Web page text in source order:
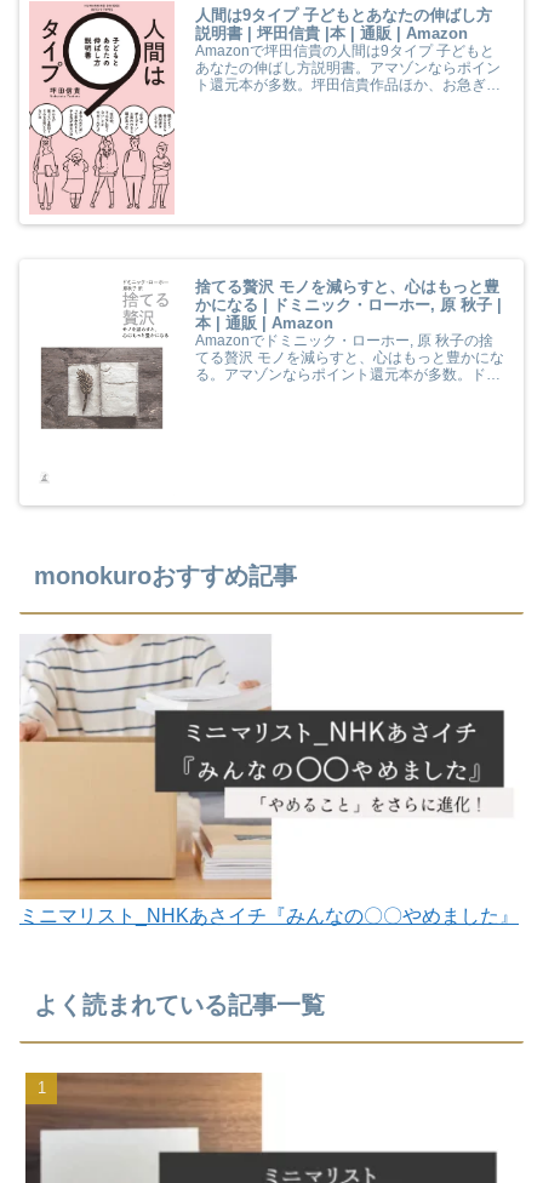
人間は9タイプ 子どもとあなたの伸ばし方
説明書 | 坪田信貴 |本 | 通販 | Amazon
Amazonで坪田信貴の人間は9タイプ 子どもと
あなたの伸ばし方説明書。アマゾンならポイン
ト還元本が多数。坪田信貴作品ほか、お急ぎ便
捨てる贅沢 モノを減らすと、心はもっと豊
かになる | ドミニック・ローホー, 原 秋子 |
本 | 通販 | Amazon
Amazonでドミニック・ローホー, 原 秋子の捨
てる贅沢 モノを減らすと、心はもっと豊かにな
る。アマゾンならポイント還元本が多数。ドミ
monokuroおすすめ記事
ミニマリスト_NHKあさイチ『みんなの〇〇やめました』
よく読まれている記事一覧